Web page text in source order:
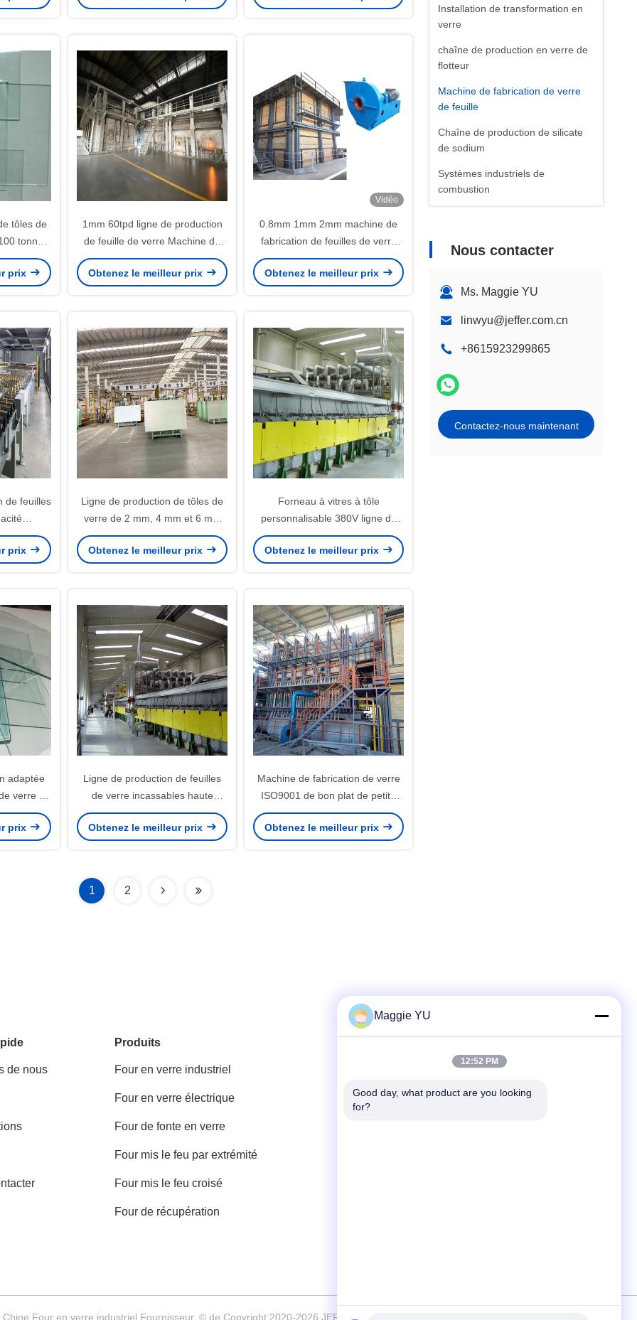
Installation de transformation en
verre
chaîne de production en verre de
flotteur
Machine de fabrication de verre
de feuille
Chaîne de production de silicate
de sodium
Systèmes industriels de
combustion
Ligne de production de verres
Ligne de production de béton
Nous contacter
Ms. Maggie YU
linwyu@jeffer.com.cn
+8615923299865
Contactez-nous maintenant
tôles de
tonnes
prix
1mm 60tpd ligne de production
de feuille de verre Machine de
fabrication de feuille de verre
transparente
Obtenez le meilleur prix
Vidéo
0.8mm 1mm 2mm machine de
fabrication de feuilles de verre
380V avec une solution complète
Obtenez le meilleur prix
de feuilles
lisses
prix
Ligne de production de tôles de
verre de 2 mm, 4 mm et 6 mm
pour l'industrie du verre
Obtenez le meilleur prix
Forneau à vitres à tôle
personnalisable 380V ligne de
production de tôles de verre pour
l'industrie du verre
Obtenez le meilleur prix
adaptée
verre de
de
prix
Ligne de production de feuilles
de verre incassables haute
performance
Obtenez le meilleur prix
Machine de fabrication de verre
ISO9001 de bon plat de petite
capacité de planéité antirouille
Obtenez le meilleur prix
1 2
de nous
Produits
Four en verre industriel
Four en verre électrique
Four de fonte en verre
Four mis le feu par extrémité
Four mis le feu croisé
Four de récupération
+86-23-6775-9464
Four en verre industriel Fournisseur. © de Copyright 2020-2026 JEFFER Engineering and Technology Co.,Ltd . Tous droits
Maggie YU
12:52 PM
Good day, what product are you looking
for?